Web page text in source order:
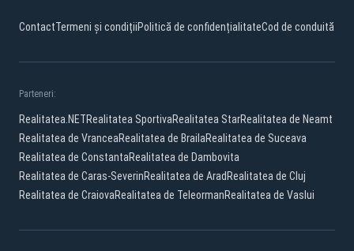
ContactTermeni și condițiiPolitică de confidențialitateCod de conduită
Parteneri:
Realitatea.NETRealitatea SportivaRealitatea StarRealitatea de Neamt
Realitatea de VranceaRealitatea de BrailaRealitatea de Suceava
Realitatea de ConstantaRealitatea de Dambovita
Realitatea de Caras-SeverinRealitatea de Arad Realitatea de Cluj
Realitatea de CraiovaRealitatea de TeleormanRealitatea de Vaslui